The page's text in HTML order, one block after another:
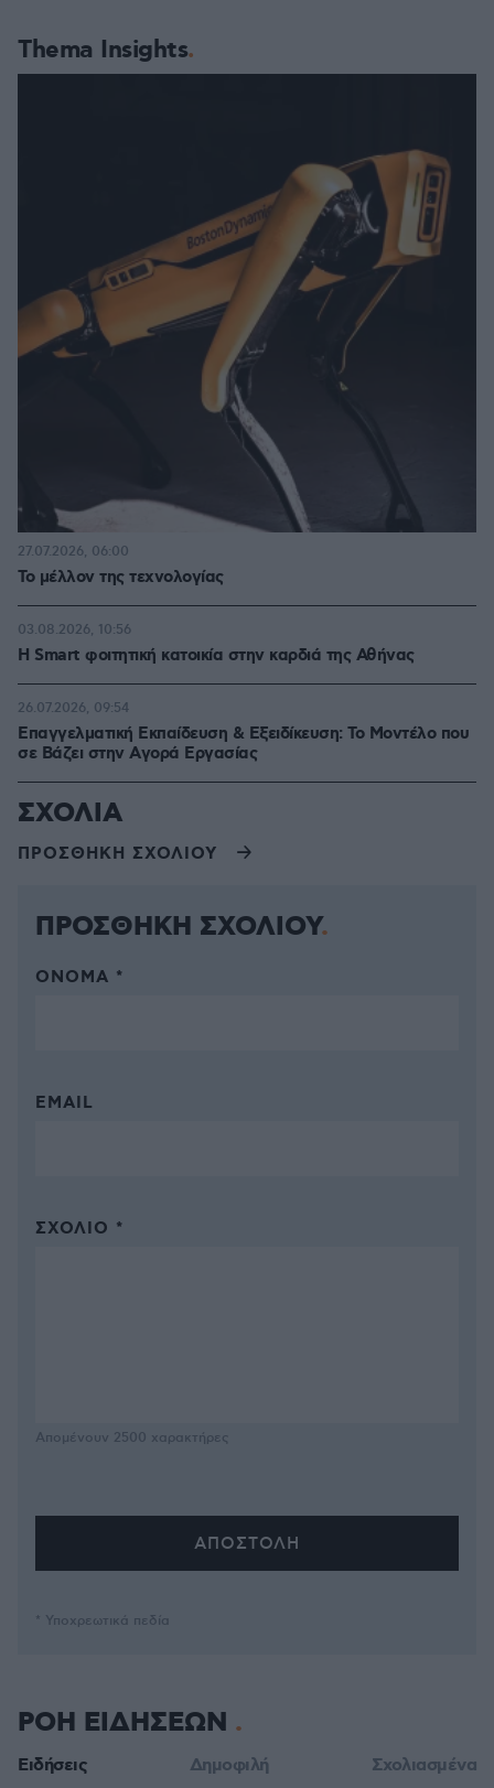
Thema Insights
Το μέλλον της τεχνολογίας
27.07.2026, 06:00
Η Smart φοιτητική κατοικία στην καρδιά της Αθήνας
03.08.2026, 10:56
Επαγγελματική Εκπαίδευση & Εξειδίκευση: Το Mοντέλο που
σε Bάζει στην Aγορά Eργασίας
26.07.2026, 09:54
ΣΧΟΛΙΑ
ΠΡΟΣΘΗΚΗ ΣΧΟΛΙΟΥ
ΠΡΟΣΘΗΚΗ ΣΧΟΛΙΟΥ
ΌΝΟΜΑ *
EMAIL
ΣΧΌΛΙΟ *
Απομένουν 2500 χαρακτήρες
* Υποχρεωτικά πεδία
ΡΟΗ ΕΙΔΗΣΕΩΝ
Ειδήσεις Δημοφιλή Σχολιασμένα